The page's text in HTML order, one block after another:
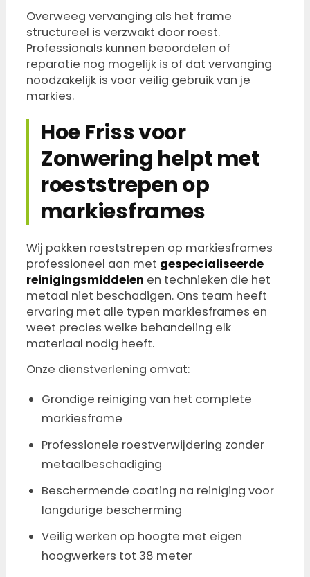
Overweeg vervanging als het frame
structureel is verzwakt door roest.
Professionals kunnen beoordelen of
reparatie nog mogelijk is of dat vervanging
noodzakelijk is voor veilig gebruik van je
markies.
Hoe Friss voor
Zonwering helpt met
roeststrepen op
markiesframes
Wij pakken roeststrepen op markiesframes
professioneel aan met gespecialiseerde
reinigingsmiddelen en technieken die het
metaal niet beschadigen. Ons team heeft
ervaring met alle typen markiesframes en
weet precies welke behandeling elk
materiaal nodig heeft.
Onze dienstverlening omvat:
Grondige reiniging van het complete
markiesframe
Professionele roestverwijdering zonder
metaalbeschadiging
Beschermende coating na reiniging voor
langdurige bescherming
Veilig werken op hoogte met eigen
hoogwerkers tot 38 meter